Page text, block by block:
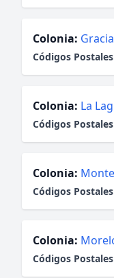
Colonia:
Códigos
Colonia: La
Códigos
Colonia:
Códigos
Colonia:
Códigos